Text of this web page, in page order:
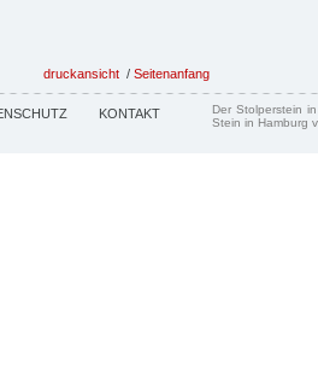
druckansicht / Seitenanfang
KONTAKT
Der Stolperstein
Stein in Hamburg